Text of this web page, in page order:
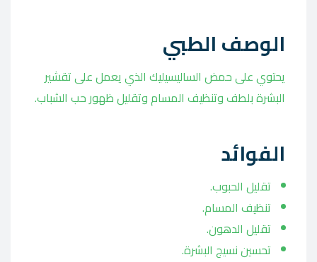
الوصف الطبي
يحتوي على حمض الساليسيليك الذي يعمل على تقشير
البشرة بلطف وتنظيف المسام وتقليل ظهور حب الشباب.
الفوائد
تقليل الحبوب.
تنظيف المسام.
تقليل الدهون.
تحسين نسيج البشرة.